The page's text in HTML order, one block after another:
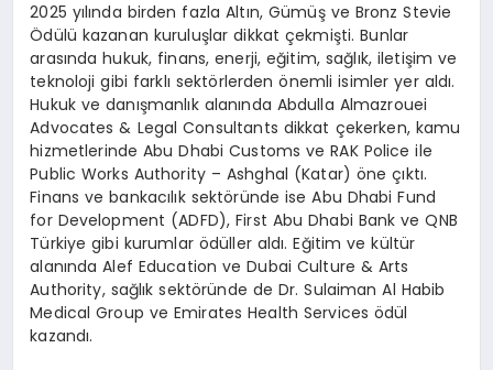
2025 yılında birden fazla Altın, Gümüş ve Bronz Stevie
Ödülü kazanan kuruluşlar dikkat çekmişti. Bunlar
arasında hukuk, finans, enerji, eğitim, sağlık, iletişim ve
teknoloji gibi farklı sektörlerden önemli isimler yer aldı.
Hukuk ve danışmanlık alanında Abdulla Almazrouei
Advocates & Legal Consultants dikkat çekerken, kamu
hizmetlerinde Abu Dhabi Customs ve RAK Police ile
Public Works Authority – Ashghal (Katar) öne çıktı.
Finans ve bankacılık sektöründe ise Abu Dhabi Fund
for Development (ADFD), First Abu Dhabi Bank ve QNB
Türkiye gibi kurumlar ödüller aldı. Eğitim ve kültür
alanında Alef Education ve Dubai Culture & Arts
Authority, sağlık sektöründe de Dr. Sulaiman Al Habib
Medical Group ve Emirates Health Services ödül
kazandı.